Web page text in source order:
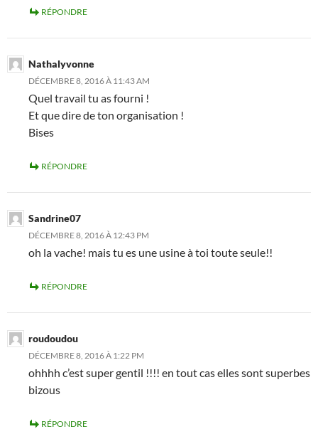
RÉPONDRE
Nathalyvonne
DÉCEMBRE 8, 2016 À 11:43 AM
Quel travail tu as fourni !
Et que dire de ton organisation !
Bises
RÉPONDRE
Sandrine07
DÉCEMBRE 8, 2016 À 12:43 PM
oh la vache! mais tu es une usine à toi toute seule!!
RÉPONDRE
roudoudou
DÉCEMBRE 8, 2016 À 1:22 PM
ohhhh c’est super gentil !!!! en tout cas elles sont superbes
bizous
RÉPONDRE